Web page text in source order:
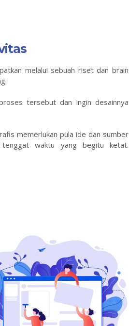
melalui sebuah riset dan brain
tersebut dan ingin desainnya
memerlukan pula ide dan sumber
waktu yang begitu ketat.